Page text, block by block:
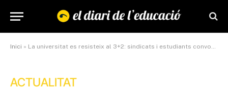
Inici » La universitat es resisteix al 3+2: sindicats i estudiants convoquen una altra vaga el 24 de març
ACTUALITAT